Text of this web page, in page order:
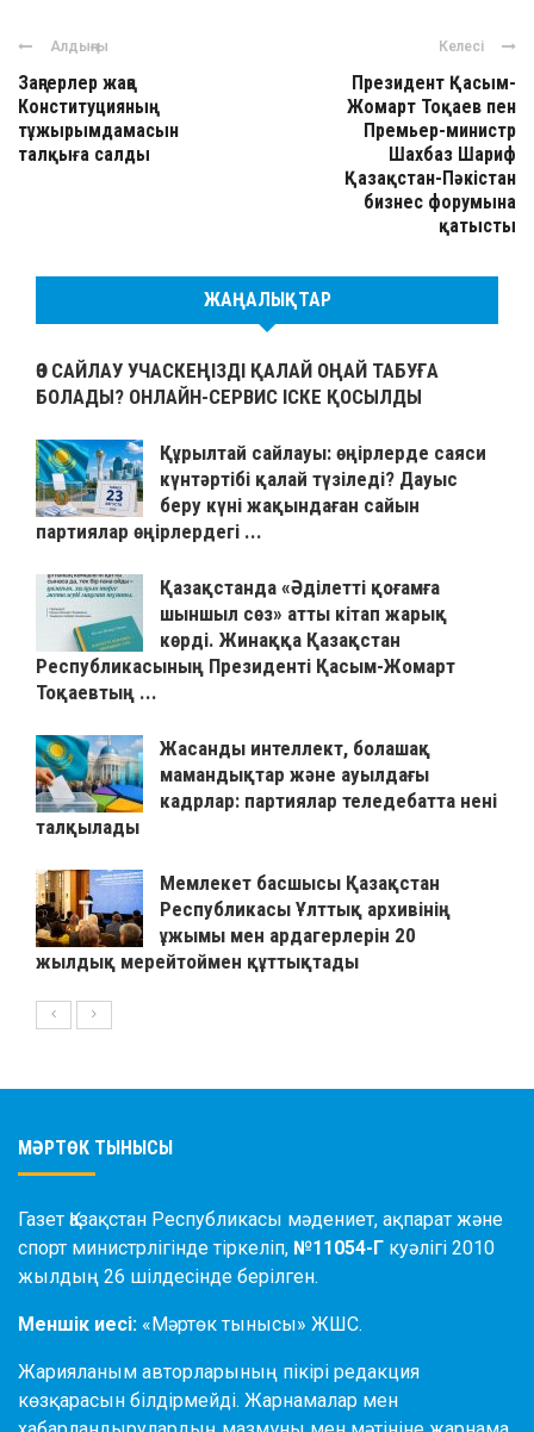
Алдыңғы
Заңгерлер жаңа
Конституцияның
тұжырымдамасын
талқыға салды
Келесі
Президент Қасым-
Жомарт Тоқаев пен
Премьер-министр
Шахбаз Шариф
Қазақстан-Пәкістан
бизнес форумына
қатысты
ЖАҢАЛЫҚТАР
ӨЗ САЙЛАУ УЧАСКЕҢІЗДІ ҚАЛАЙ ОҢАЙ ТАБУҒА
БОЛАДЫ? ОНЛАЙН-СЕРВИС ІСКЕ ҚОСЫЛДЫ
Құрылтай сайлауы: өңірлерде саяси
күнтәртібі қалай түзіледі? Дауыс
беру күні жақындаған сайын
партиялар өңірлердегі ...
Қазақстанда «Әділетті қоғамға
шыншыл сөз» атты кітап жарық
көрді. Жинаққа Қазақстан
Республикасының Президенті Қасым-Жомарт
Тоқаевтың ...
Жасанды интеллект, болашақ
мамандықтар және ауылдағы
кадрлар: партиялар теледебатта нені
талқылады
Мемлекет басшысы Қазақстан
Республикасы Ұлттық архивінің
ұжымы мен ардагерлерін 20
жылдық мерейтоймен құттықтады
МӘРТӨК ТЫНЫСЫ
Газет Қазақстан Республикасы мәдениет, ақпарат және
спорт министрлігінде тіркеліп, №11054-Г куәлігі 2010
жылдың 26 шілдесінде берілген.
Меншік иесі: «Мәртөк тынысы» ЖШС.
Жарияланым авторларының пікірі редакция
көзқарасын білдірмейді. Жарнамалар мен